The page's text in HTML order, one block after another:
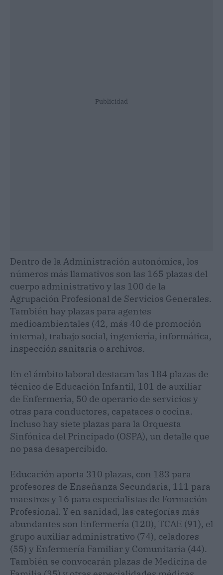
Publicidad
Dentro de la Administración autonómica, los
números más llamativos son las 165 plazas del
cuerpo administrativo y las 100 de la
Agrupación Profesional de Servicios Generales.
También hay plazas para agentes
medioambientales (42, más 40 de promoción
interna), trabajo social, ingeniería, informática,
inspección sanitaria o archivos.
En el ámbito laboral destacan las 184 plazas de
técnico de Educación Infantil, 101 de auxiliar
de Enfermería, 50 de operario de servicios y
otras para conductores, capataces o cocina.
Incluso hay siete plazas para la Orquesta
Sinfónica del Principado (OSPA), un detalle que
no pasa desapercibido.
Educación aporta 310 plazas, con 183 para
profesores de Enseñanza Secundaria, 111 para
maestros y 16 para especialistas de Formación
Profesional. Y en sanidad, las categorías más
abundantes son Enfermería (120), TCAE (91), el
grupo auxiliar administrativo (74), celadores
(55) y Enfermería Familiar y Comunitaria (44).
También se convocarán plazas de Medicina de